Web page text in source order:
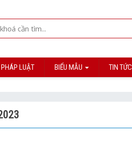
LUẬT BIỂU MẪU TIN TỨC